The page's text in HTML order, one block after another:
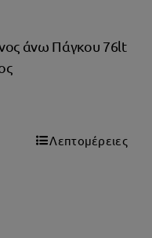
άνω Πάγκου 76lt
Λεπτομέρειες